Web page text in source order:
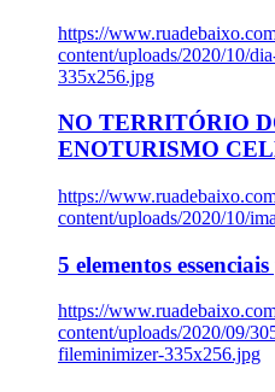
https://
content/uploads/2020/10/
335x256.jpg
NO TERRITÓRIO
ENOTURISMO
https://
content/uploads/2020/10/
5 elementos
https://
content/uploads/2020/09/
fileminimizer-335x256.jpg